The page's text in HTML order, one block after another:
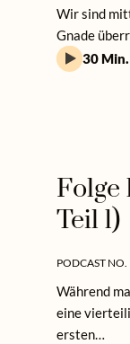
Wir sind
Gnade
30 Min.
Folge
Teil 1)
PODCAST NO.
Während
eine
ersten…